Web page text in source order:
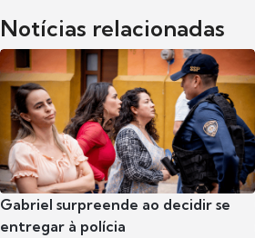
Notícias relacionadas
Gabriel surpreende ao decidir se
entregar à polícia